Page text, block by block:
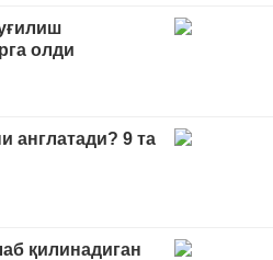
олди
англатади? 9 та
қилинадиган